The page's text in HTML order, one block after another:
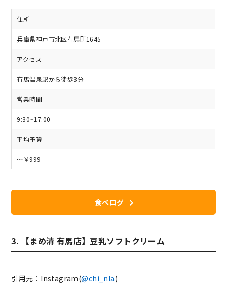
住所
兵庫県神戸市北区有馬町1645
アクセス
有馬温泉駅から徒歩3分
営業時間
9:30~17:00
平均予算
～￥999
食べログ
3. 【まめ清 有馬店】豆乳ソフトクリーム
引用元：Instagram(@chi_nla)